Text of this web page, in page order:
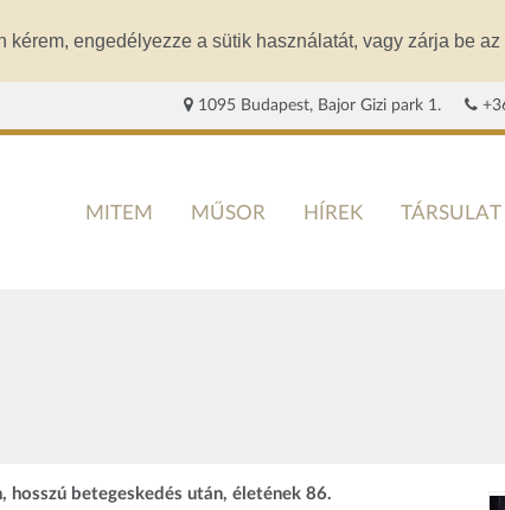
engedélyezze a sütik használatát, vagy zárja be az
1095 Budapest, Bajor Gizi park 1.
MITEM MŰSOR HÍREK TÁRSULAT
betegeskedés után, életének 86.